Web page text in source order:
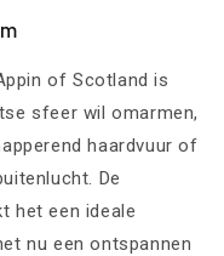
of Scotland is
sfeer wil omarmen,
haardvuur of
De
het een ideale
nu een ontspannen